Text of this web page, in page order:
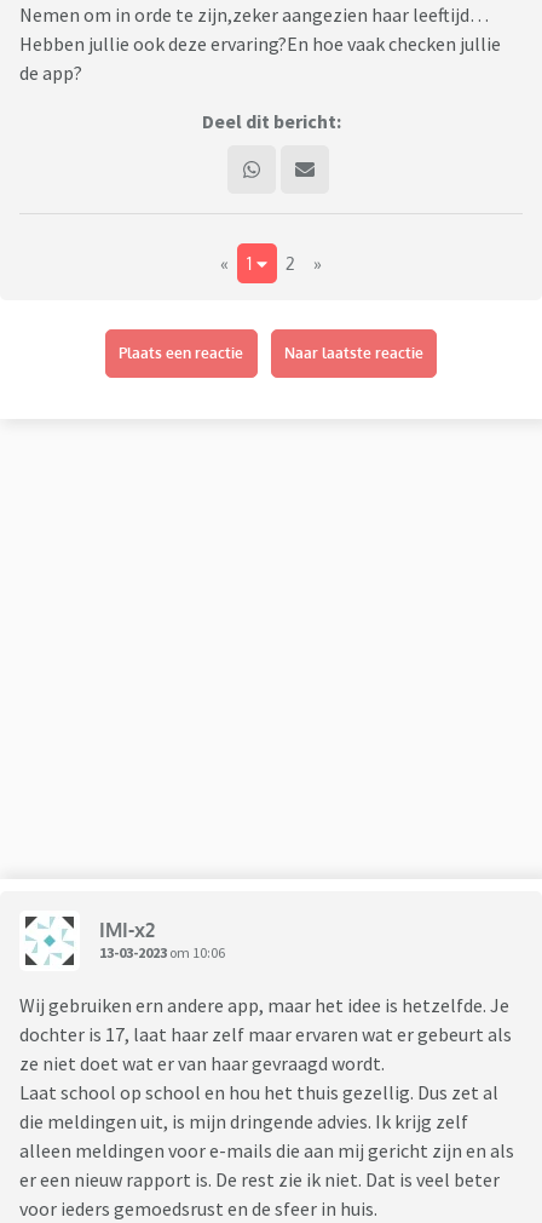
Nemen om in orde te zijn,zeker aangezien haar leeftijd…
Hebben jullie ook deze ervaring?En hoe vaak checken jullie
de app?
Deel dit bericht:
« 1 2 »
Plaats een reactie Naar laatste reactie
IMI-x2
13-03-2023 om 10:06
Wij gebruiken ern andere app, maar het idee is hetzelfde. Je
dochter is 17, laat haar zelf maar ervaren wat er gebeurt als
ze niet doet wat er van haar gevraagd wordt.
Laat school op school en hou het thuis gezellig. Dus zet al
die meldingen uit, is mijn dringende advies. Ik krijg zelf
alleen meldingen voor e-mails die aan mij gericht zijn en als
er een nieuw rapport is. De rest zie ik niet. Dat is veel beter
voor ieders gemoedsrust en de sfeer in huis.